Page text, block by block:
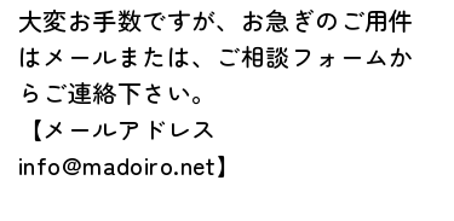
大変お手数ですが、お急ぎのご用件
はメールまたは、ご相談フォームか
らご連絡下さい。
【メールアドレス
info@madoiro.net】